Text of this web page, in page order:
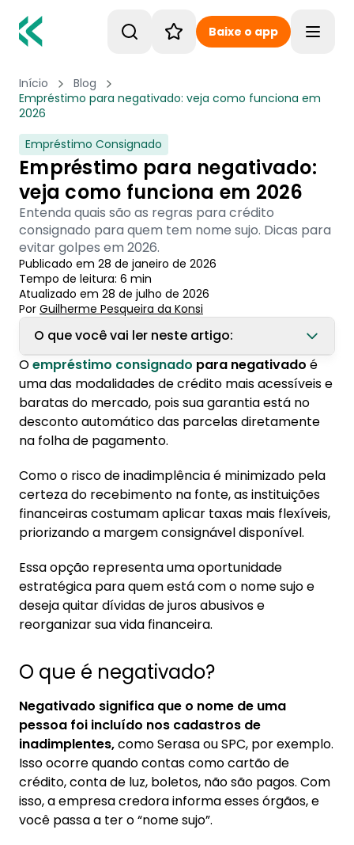
Baixe o app
Início
Blog
Empréstimo para negativado: veja como funciona em
2026
Empréstimo Consignado
Empréstimo para negativado:
veja como funciona em 2026
Entenda quais são as regras para crédito
consignado para quem tem nome sujo. Dicas para
evitar golpes em 2026.
Publicado em 28 de janeiro de 2026
Tempo de leitura: 6 min
Atualizado em 28 de julho de 2026
Por Guilherme Pesqueira da Konsi
O que você vai ler neste artigo:
1. O que é negativado?
2. Como funciona o empréstimo para
negativado
2.1. Consignado para negativado
2.2. Refinanciamento para negativado
2.3. Antecipação do FGTS para negativado
3. Empréstimo para CLT negativado
3.1. Empréstimo de 1.500 reais para
negativado
3.2. Empréstimo de 5 mil para negativado
4. Empréstimo negativado para autônomo
5. Como contratar empréstimo consignado
6. Como evitar golpes
Oempréstimo consignado para negativado é
uma das modalidades de crédito mais acessíveis e
baratas do mercado, pois sua garantia está no
desconto automático das parcelas diretamente
na folha de pagamento.
Como o risco de inadimplência é minimizado pela
certeza do recebimento na fonte, as instituições
financeiras costumam aplicar taxas mais flexíveis,
priorizando a margem consignável disponível.
Essa opção representa uma oportunidade
estratégica para quem está com o nome sujo e
deseja quitar dívidas de juros abusivos e
reorganizar sua vida financeira.
O que é negativado?
Negativado significa que o nome de uma
pessoa foi incluído nos cadastros de
inadimplentes,como Serasa ou SPC, por exemplo.
Isso ocorre quando contas como cartão de
crédito, conta de luz, boletos, não são pagos. Com
isso, a empresa credora informa esses órgãos, e
você passa a ter o “nome sujo”.